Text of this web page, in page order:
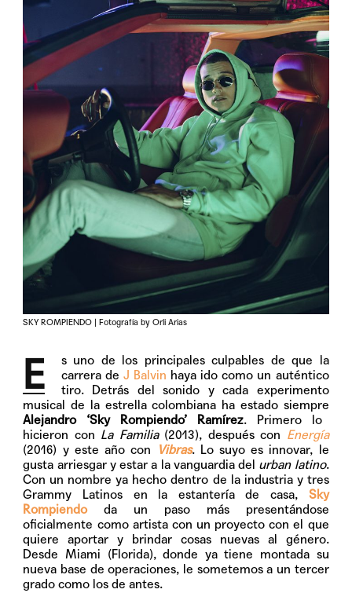
SKY ROMPIENDO | Fotografía by Orli Arias
E
s uno de los principales culpables de que la
carrera deJ Balvin haya ido como un auténtico
tiro. Detrás del sonido y cada experimento
musical de la estrella colombiana ha estado siempre
Alejandro ‘Sky Rompiendo’ Ramírez. Primero lo
hicieron con La Familia (2013), después con Energía
(2016) y este año con
Vibras. Lo suyo es innovar, le
gusta arriesgar y estar a la vanguardia del urban latino.
Con un nombre ya hecho dentro de la industria y tres
Grammy Latinos en la estantería de casa, Sky
Rompiendoda un paso más presentándose
oficialmente como artista con un proyecto con el que
quiere aportar y brindar cosas nuevas al género.
Desde Miami (Florida), donde ya tiene montada su
nueva base de operaciones, le sometemos a un tercer
grado como los de antes.